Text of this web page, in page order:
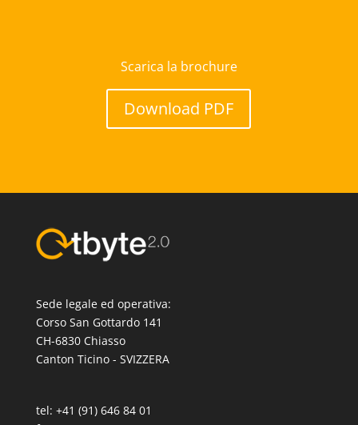
Scarica la brochure
Download PDF
Sede legale ed operativa:
Corso San Gottardo 141
CH-6830 Chiasso
Canton Ticino - SVIZZERA
tel: +41 (91) 646 84 01